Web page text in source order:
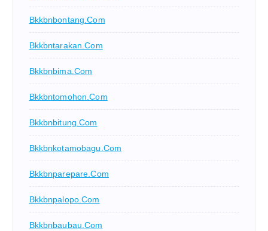
Bkkbnbontang.com
Bkkbntarakan.com
Bkkbnbima.com
Bkkbntomohon.com
Bkkbnbitung.com
Bkkbnkotamobagu.com
Bkkbnparepare.com
Bkkbnpalopo.com
Bkkbnbaubau.com